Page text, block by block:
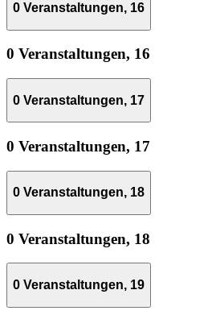
0 Veranstaltungen, 16
0 Veranstaltungen, 16
0 Veranstaltungen, 17
0 Veranstaltungen, 17
0 Veranstaltungen, 18
0 Veranstaltungen, 18
0 Veranstaltungen, 19